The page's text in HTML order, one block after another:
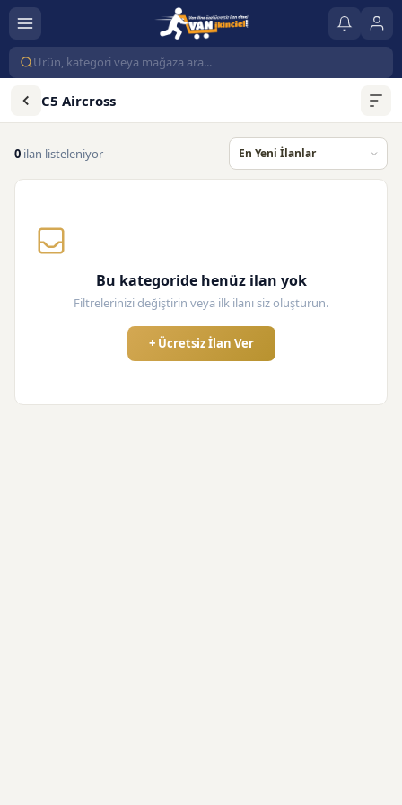
C5 Aircross
0 ilan listeleniyor
Bu kategoride henüz ilan yok
Filtrelerinizi değiştirin veya ilk ilanı siz oluşturun.
+ Ücretsiz İlan Ver